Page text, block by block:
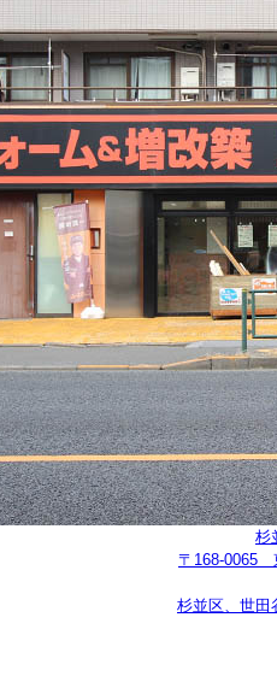
杉
〒168-0065
杉並区、世田